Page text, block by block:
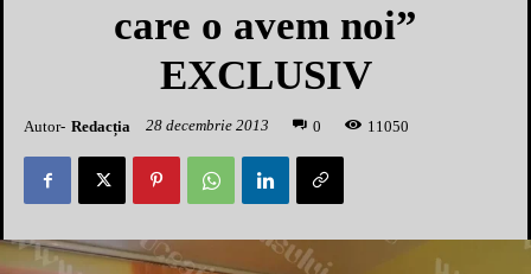
care o avem noi”
EXCLUSIV
Autor- Redacția 28 decembrie 2013 0 1 1050